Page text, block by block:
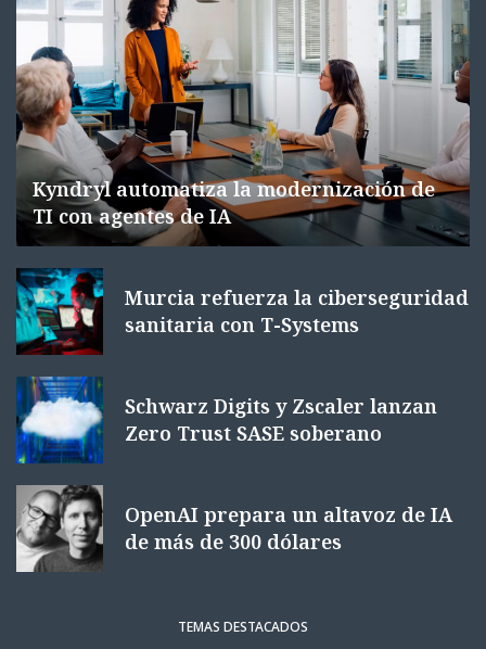
Kyndryl automatiza la modernización de
TI con agentes de IA
Murcia refuerza la ciberseguridad
sanitaria con T-Systems
Schwarz Digits y Zscaler lanzan
Zero Trust SASE soberano
OpenAI prepara un altavoz de IA
de más de 300 dólares
TEMAS DESTACADOS